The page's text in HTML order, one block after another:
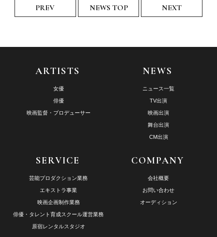
PREV NEWS TOP NEXT
ARTISTS
女優
俳優
映画監督・プロデューサー
NEWS
ニュース一覧
TV出演
映画出演
舞台出演
CM出演
SERVICE
芸能プロダクション業務
エキストラ事業
映画企画制作業務
俳優・タレント育成スクール運営業務
原宿レンタルスタジオ
COMPANY
会社概要
お問い合わせ
オーディション